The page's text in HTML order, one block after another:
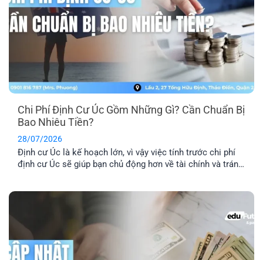
Chi Phí Định Cư Úc Gồm Những Gì? Cần Chuẩn Bị
Bao Nhiêu Tiền?
28/07/2026
Định cư Úc là kế hoạch lớn, vì vậy việc tính trước chi phí
định cư Úc sẽ giúp bạn chủ động hơn về tài chính và tránh